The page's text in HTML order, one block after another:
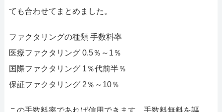
ても合わせてまとめました。
ファクタリングの種類 手数料率
医療ファクタリング 0.5％～1％
国際ファクタリング 1％代前半％
保証ファクタリング 2％～10％
この手数料率であれば信用できます。手数料無料を謳